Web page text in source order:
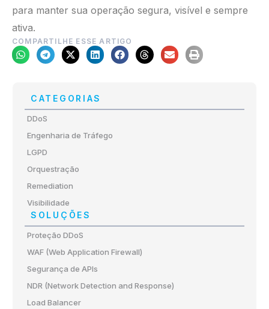
CATEGORIAS
DDoS
Engenharia de Tráfego
LGPD
Orquestração
Remediation
Visibilidade
SOLUÇÕES
Proteção DDoS
WAF (Web Application Firewall)
Segurança de APIs
NDR (Network Detection and Response)
Load Balancer
para manter sua operação segura, visível e sempre
ativa.
COMPARTILHE ESSE ARTIGO